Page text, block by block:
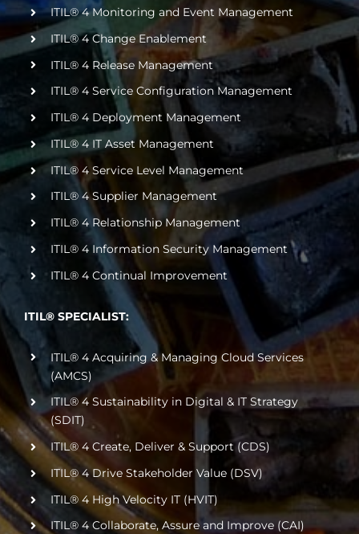
ITIL® 4 Monitoring and Event Management
ITIL® 4 Change Enablement
ITIL® 4 Release Management
ITIL® 4 Service Configuration Management
ITIL® 4 Deployment Management
ITIL® 4 IT Asset Management
ITIL® 4 Service Level Management
ITIL® 4 Supplier Management
ITIL® 4 Relationship Management
ITIL® 4 Information Security Management
ITIL® 4 Continual Improvement
ITIL® SPECIALIST:
ITIL® 4 Acquiring & Managing Cloud Services
(AMCS)
ITIL® 4 Sustainability in Digital & IT Strategy
(SDIT)
ITIL® 4 Create, Deliver & Support (CDS)
ITIL® 4 Drive Stakeholder Value (DSV)
ITIL® 4 High Velocity IT (HVIT)
ITIL® 4 Collaborate, Assure and Improve (CAI)